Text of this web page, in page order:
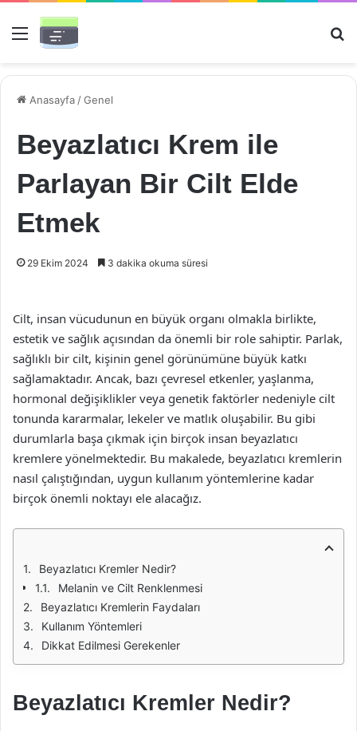
Menü
Anasayfa /Genel
Beyazlatıcı Krem ile
Parlayan Bir Cilt Elde
Etmek
29 Ekim 2024 3 dakika okuma süresi
Cilt, insan vücudunun en büyük organı olmakla birlikte,
estetik ve sağlık açısından da önemli bir role sahiptir. Parlak,
sağlıklı bir cilt, kişinin genel görünümüne büyük katkı
sağlamaktadır. Ancak, bazı çevresel etkenler, yaşlanma,
hormonal değişiklikler veya genetik faktörler nedeniyle cilt
tonunda kararmalar, lekeler ve matlık oluşabilir. Bu gibi
durumlarla başa çıkmak için birçok insan beyazlatıcı
kremlere yönelmektedir. Bu makalede, beyazlatıcı kremlerin
nasıl çalıştığından, uygun kullanım yöntemlerine kadar
birçok önemli noktayı ele alacağız.
Beyazlatıcı Kremler Nedir?
Melanin ve Cilt Renklenmesi
Beyazlatıcı Kremlerin Faydaları
Kullanım Yöntemleri
Dikkat Edilmesi Gerekenler
Beyazlatıcı Kremler Nedir?